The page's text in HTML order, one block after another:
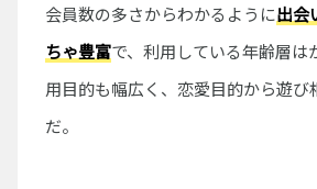
会員数の多さからわかるように出会
ちゃ豊富で、利用している年齢層は
用目的も幅広く、恋愛目的から遊び
だ。